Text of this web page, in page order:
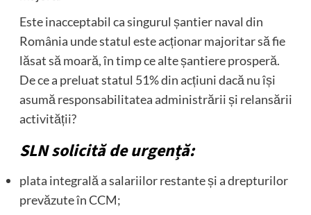
Este inacceptabil ca singurul șantier naval din
România unde statul este acționar majoritar să fie
lăsat să moară, în timp ce alte șantiere prosperă.
De ce a preluat statul 51% din acțiuni dacă nu își
asumă responsabilitatea administrării și relansării
activității?
SLN solicită de urgență:
plata integrală a salariilor restante și a drepturilor
prevăzute în CCM;